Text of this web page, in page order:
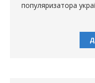
популяризатора